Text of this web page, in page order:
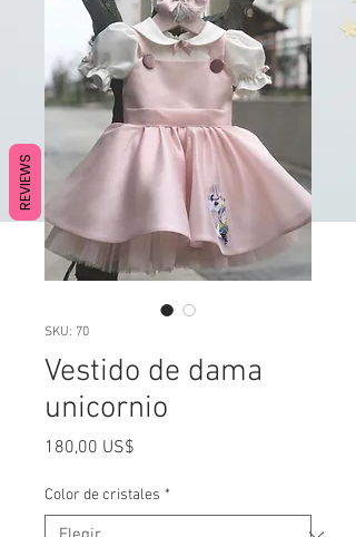
SKU: 70
Vestido de dama
unicornio
180,00 US$
Color de cristales *
REVIEWS